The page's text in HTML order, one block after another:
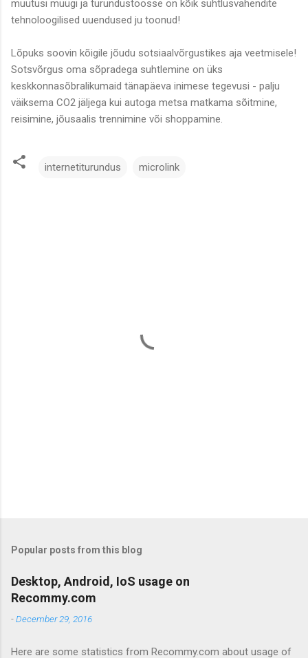
muutusi müügi ja turundustöösse on kõik suhtlusvahendite
tehnoloogilised uuendused ju toonud!
Lõpuks soovin kõigile jõudu sotsiaalvõrgustikes aja veetmisele!
Sotsvõrgus oma sõpradega suhtlemine on üks
keskkonnasõbralikumaid tänapäeva inimese tegevusi - palju
väiksema CO2 jäljega kui autoga metsa matkama sõitmine,
reisimine, jõusaalis trennimine või shoppamine.
internetiturundus microlink
Popular posts from this blog
Desktop, Android, IoS usage on
Recommy.com
-December 29, 2016
Here are some statistics from Recommy.com about usage of